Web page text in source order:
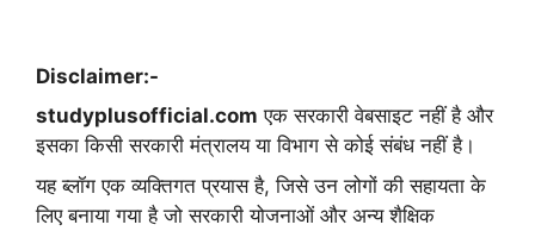
Disclaimer:-
studyplusofficial.com एक सरकारी वेबसाइट नहीं है और
इसका किसी सरकारी मंत्रालय या विभाग से कोई संबंध नहीं है।
यह ब्लॉग एक व्यक्तिगत प्रयास है, जिसे उन लोगों की सहायता के
लिए बनाया गया है जो सरकारी योजनाओं और अन्य शैक्षिक